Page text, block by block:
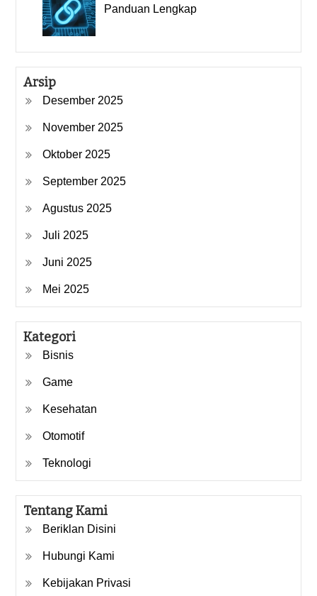
Panduan Lengkap
Arsip
Desember 2025
November 2025
Oktober 2025
September 2025
Agustus 2025
Juli 2025
Juni 2025
Mei 2025
Kategori
Bisnis
Game
Kesehatan
Otomotif
Teknologi
Tentang Kami
Beriklan Disini
Hubungi Kami
Kebijakan Privasi